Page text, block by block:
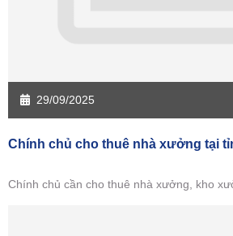
29/09/2025
Chính chủ cho thuê nhà xưởng tại
Chính chủ cần cho thuê nhà xưởng, kho